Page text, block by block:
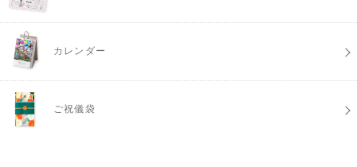
カレンダー
ご祝儀袋